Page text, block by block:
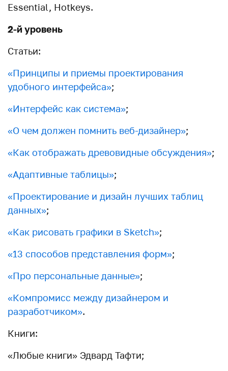
Essential, Hotkeys.
2-й уровень
Статьи:
«Принципы и приемы проектирования
удобного интерфейса»;
«Интерфейс как система»;
«О чем должен помнить веб-дизайнер»;
«Как отображать древовидные обсуждения»;
«Адаптивные таблицы»;
«Проектирование и дизайн лучших таблиц
данных»;
«Как рисовать графики в Sketch»;
«13 cпособов представления форм»;
«Про персональные данные»;
«Компромисс между дизайнером и
разработчиком».
Книги:
«Любые книги» Эдвард Тафти;